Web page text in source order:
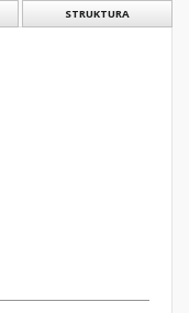
STRUKTURA